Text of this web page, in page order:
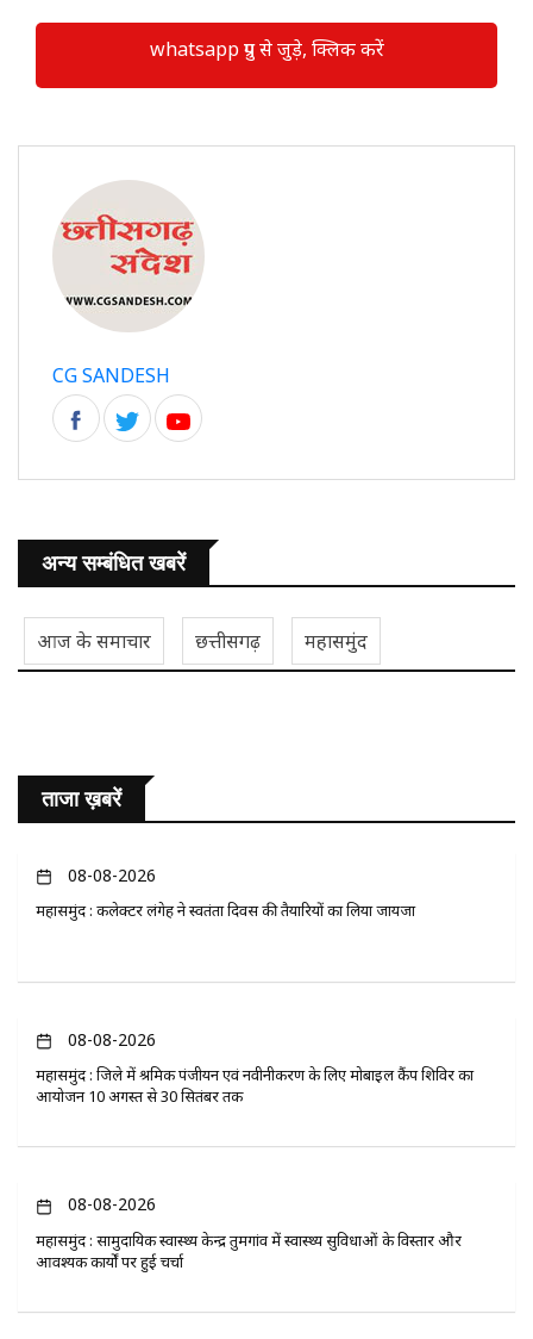
whatsapp ग्रुप से जुड़े, क्लिक करें
CG SANDESH
अन्य सम्बंधित खबरें
आज के समाचार छत्तीसगढ़ महासमुंद
ताजा ख़बरें
08-08-2026
महासमुंद : कलेक्टर लंगेह ने स्वतंत्रता दिवस की तैयारियों का लिया जायजा
08-08-2026
महासमुंद : जिले में श्रमिक पंजीयन एवं नवीनीकरण के लिए मोबाइल कैंप शिविर का
आयोजन 10 अगस्त से 30 सितंबर तक
08-08-2026
महासमुंद : सामुदायिक स्वास्थ्य केन्द्र तुमगांव में स्वास्थ्य सुविधाओं के विस्तार और
आवश्यक कार्यों पर हुई चर्चा